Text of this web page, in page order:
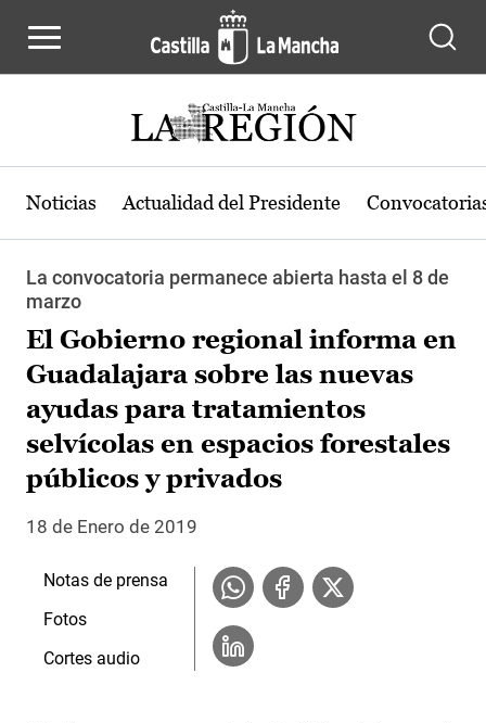
Noticias Actualidad del Presidente
La convocatoria permanece abierta hasta el 8 de
marzo
El Gobierno regional informa en
Guadalajara sobre las nuevas
ayudas para tratamientos
selvícolas en espacios forestales
públicos y privados
18 de Enero de 2019
Notas de prensa
Fotos
Cortes audio